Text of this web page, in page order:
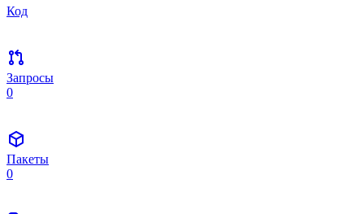
Код
Запросы
0
Пакеты
0